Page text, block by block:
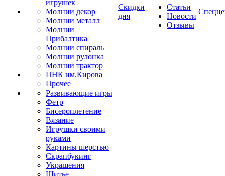
игрушек
Молнии декор
Молнии металл
Молнии
Прибалтика
Молнии спираль
Молнии рулонка
Молнии трактор
ПНК им.Кирова
Прочее
Развивающие игры
Фетр
Бисероплетение
Вязание
Игрушки своими
руками
Картины шерстью
Скрапбукинг
Украшения
Шитье
Скидки
дня
Статьи
Новости
Отзывы